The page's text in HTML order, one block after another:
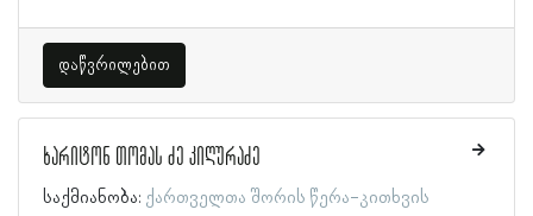
დაწვრილებით
ხარიტონ თომას ძე კიღურაძე
საქმიანობა: ქართველთა შორის წერა-კითხვის